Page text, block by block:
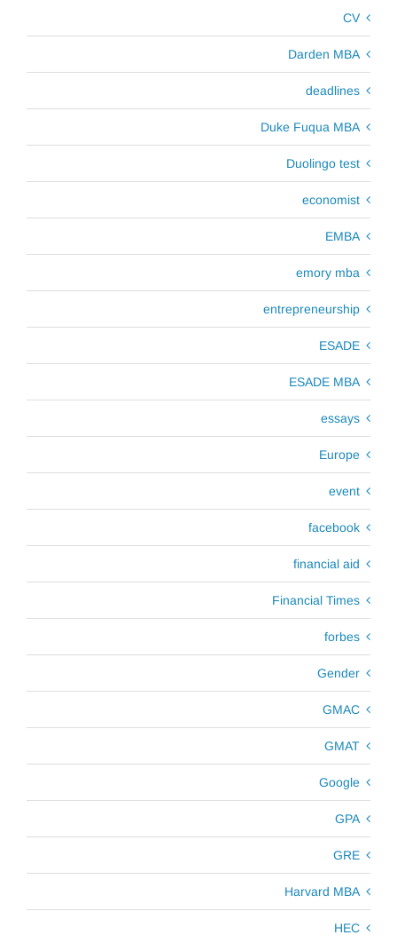
CV
Darden MBA
deadlines
Duke Fuqua MBA
Duolingo test
economist
EMBA
emory mba
entrepreneurship
ESADE
ESADE MBA
essays
Europe
event
facebook
financial aid
Financial Times
forbes
Gender
GMAC
GMAT
Google
GPA
GRE
Harvard MBA
HEC